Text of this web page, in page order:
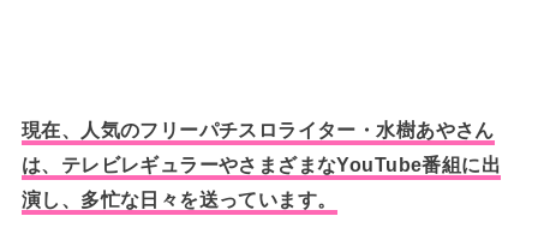
現在、人気のフリーパチスロライター・水樹あやさん
は、テレビレギュラーやさまざまなYouTube番組に出
演し、多忙な日々を送っています。